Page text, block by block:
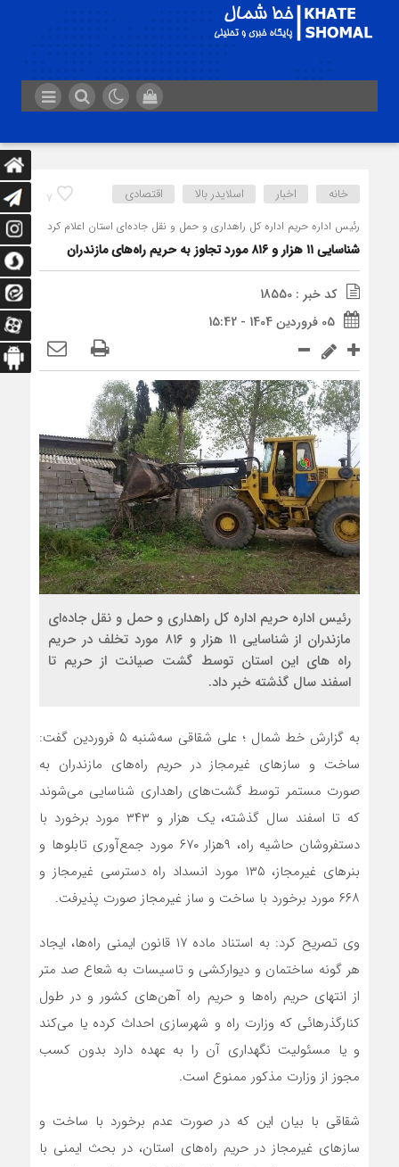
7 خانه اخبار اسلایدر بالا اقتصادی
رئیس اداره حریم اداره کل راهداری و حمل و نقل جاده‌ای استان اعلام کرد
شناسایی ۱۱ هزار و ۸۱۶ مورد تجاوز به حریم راه‌های مازندران
کد خبر : 18550
05 فروردین 1404 - 15:42
رئیس اداره حریم اداره کل راهداری و حمل و نقل جاده‌ای
مازندران از شناسایی ۱۱ هزار و ۸۱۶ مورد تخلف در حریم
راه های این استان توسط گشت صیانت از حریم تا
اسفند سال گذشته خبر داد.
به گزارش خط شمال ؛ علی شقاقی سه‌شنبه ۵ فروردین گفت:
ساخت و سازهای غیرمجاز در حریم راه‌های مازندران به
صورت مستمر توسط گشت‌های راهداری شناسایی می‌شوند
که تا اسفند سال گذشته، یک هزار و ۳۴۳ مورد برخورد با
دستفروشان حاشیه راه، ۹هزار ۶۷۰ مورد جمع‌آوری تابلوها و
بنرهای غیرمجاز، ۱۳۵ مورد انسداد راه دسترسی غیرمجاز و
۶۶۸ مورد برخورد با ساخت و ساز غیرمجاز صورت پذیرفت.
وی تصریح کرد: به استناد ماده ۱۷ قانون ایمنی راه‌ها، ایجاد
هر گونه ساختمان و دیوارکشی و تاسیسات به شعاع صد متر
از انتهای حریم راه‌ها و حریم راه آهن‌های کشور و در طول
کنارگذرهائی که وزارت راه و شهرسازی احداث کرده یا می‌کند
و یا مسئولیت نگهداری آن را به عهده دارد بدون کسب
مجوز از وزارت مذکور ممنوع است.
شقاقی با بیان این که در صورت عدم برخورد با ساخت و
سازهای غیرمجاز در حریم راه‌های استان، در بحث ایمنی با